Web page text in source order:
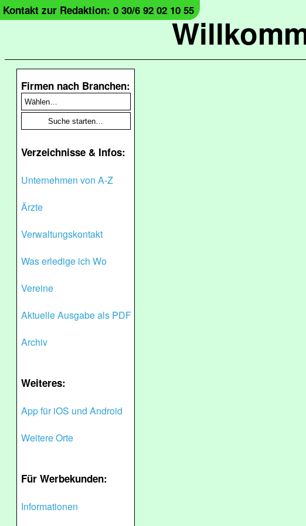
Kontakt zur Redaktion: 0 30/6 92 02 10 55
Firmen nach Branchen:
Verzeichnisse & Infos:
Unternehmen von A-Z
Ärzte
Verwaltungskontakt
Was erledige ich Wo
Vereine
Aktuelle Ausgabe als PDF
Archiv
Weiteres:
App für iOS und Android
Weitere Orte
Für Werbekunden:
Informationen